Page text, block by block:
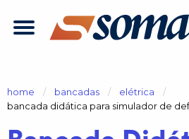
home bancadas
elétrica
atual:
bancada didática para simulador de